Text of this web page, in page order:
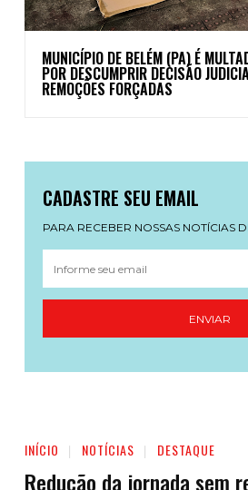
MUNICÍPIO DE BELÉM (PA) É
POR DESCUMPRIR DECISÃO
REMOÇÕES FORÇADAS
CADASTRE SEU EMAIL
PARA RECEBER NOSSAS NOTÍCIAS
ENVIAR